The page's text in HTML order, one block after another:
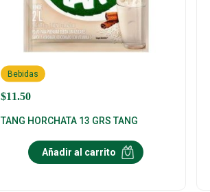
$11.50
Bebidas
TANG HORCHATA 13 GRS TANG
Añadir al carrito